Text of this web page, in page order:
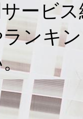
ービ
ンキ